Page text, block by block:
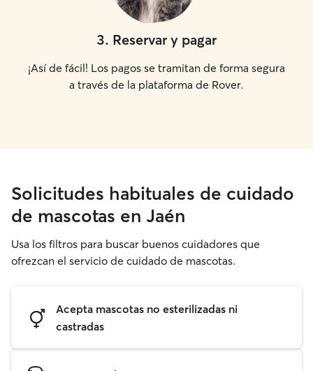
3. Reservar y pagar
¡Así de fácil! Los pagos se tramitan de forma segura
a través de la plataforma de Rover.
Solicitudes habituales de cuidado
de mascotas en Jaén
Usa los filtros para buscar buenos cuidadores que
ofrezcan el servicio de cuidado de mascotas.
Acepta mascotas no esterilizadas ni
castradas